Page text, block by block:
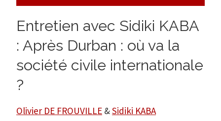
Entretien avec Sidiki KABA
: Après Durban : où va la
société civile internationale
?
Olivier DE FROUVILLE&Sidiki KABA